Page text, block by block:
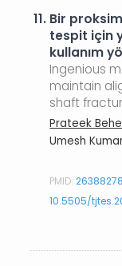
11. Bir
tespit için
kullanım
Ingenious
maintain
shaft
Prateek
Umesh
PMID:26388278
10.5505/